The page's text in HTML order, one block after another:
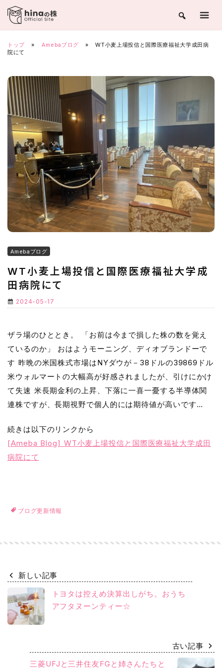
Skip
content
トップ » Amebaブログ »
WT小麦上場投信と国際医療福祉大学成田病
院にて
Amebaブログ
WT小麦上場投信と国際医療福祉大学成
田病院にて
2024-05-17
ザラ場のひととき。 「お前は今まで損した株の数を覚え
ているのか」 おはようモーニング、ディオブランドーで
す 昨晩の米国株式市場はNYダウが－38ドルの39869ドル
米ウォルマートの大幅高が好感されましたが、引けにかけ
て失速 米長期金利の上昇、下落に一喜一憂する半導体関
連株ですが、長期視野で個人的には期待値が高いです…
続きは以下のリンクから
[Ameba Blog] WT小麦上場投信と国際医療福祉大学成田
病院にて
ブログ更新情報
新しい記事
トヨタは控えめ決算出しがち。おうち
アフタヌーンティー☆
古い記事
三菱UFJと三井住友FGと姉さんたちと